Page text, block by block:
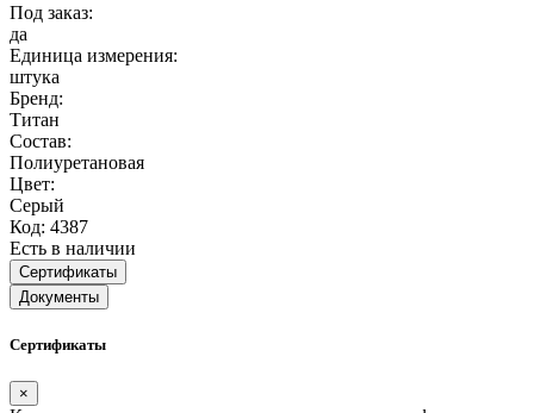
Под заказ:
да
Единица измерения:
штука
Бренд:
Титан
Состав:
Полиуретановая
Цвет:
Серый
Код: 4387
Есть в наличии
Сертификаты
Документы
Сертификаты
×